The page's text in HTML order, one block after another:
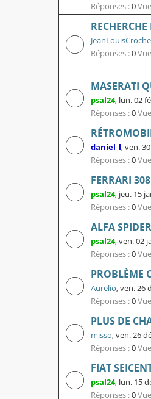
Réponses :0
Réponses :0
MASERATI
psal24, lun. 02
Réponses :0
daniel_l,ven.
Réponses :0
FERRARI
psal24, jeu. 15
Réponses :0
ALFA SPIDER
psal24,ven. 02
Réponses :0
PROBLÈME
Aurelio,ven. 26
Réponses :0
PLUS DE
misso,ven. 26
Réponses :0
FIAT
psal24, lun. 15
Réponses :0